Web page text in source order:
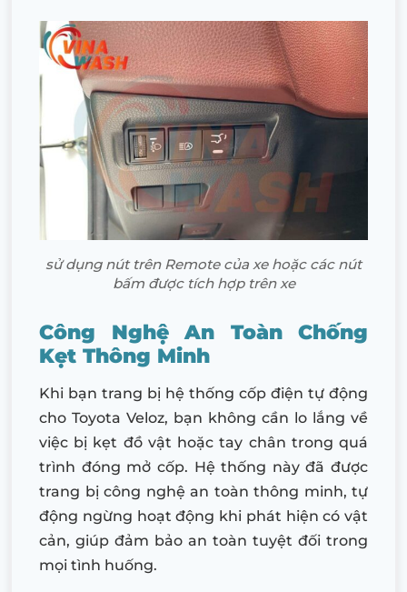
sử dụng nút trên Remote của xe hoặc các nút
bấm được tích hợp trên xe
Công Nghệ An Toàn Chống
Kẹt Thông Minh
Khi bạn trang bị hệ thống cốp điện tự động
cho Toyota Veloz, bạn không cần lo lắng về
việc bị kẹt đồ vật hoặc tay chân trong quá
trình đóng mở cốp. Hệ thống này đã được
trang bị công nghệ an toàn thông minh, tự
động ngừng hoạt động khi phát hiện có vật
cản, giúp đảm bảo an toàn tuyệt đối trong
mọi tình huống.